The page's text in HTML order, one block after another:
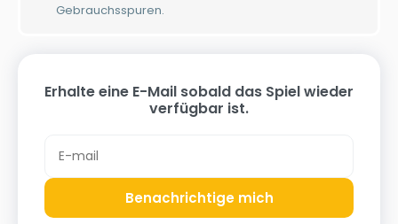
Gebrauchsspuren.
Erhalte eine E-Mail sobald das Spiel wieder
verfügbar ist.
Benachrichtige mich